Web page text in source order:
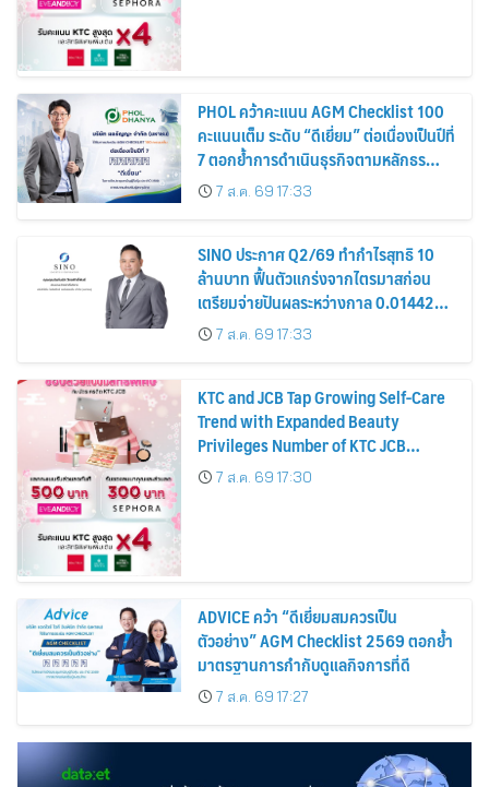
PHOL คว้าคะแนน AGM Checklist 100
คะแนนเต็ม ระดับ “ดีเยี่ยม” ต่อเนื่องเป็นปีที่
7 ตอกย้ำการดำเนินธุรกิจตามหลักธร
รมาภิบาล โปร่งใส สร้างความเชื่อมั่นผู้ถือ
หุ้น
7 ส.ค. 69 17:33
SINO ประกาศ Q2/69 ทำกำไรสุทธิ 10
ล้านบาท ฟื้นตัวแกร่งจากไตรมาสก่อน
เตรียมจ่ายปันผลระหว่างกาล 0.014423
บาทต่อหุ้น ครึ่งปีหลังมุ่งเติบโตต่อเนื่อง
7 ส.ค. 69 17:33
KTC and JCB Tap Growing Self-Care
Trend with Expanded Beauty
Privileges Number of KTC JCB
Cardmembers Spending on
Cosmetics Rises 26%
7 ส.ค. 69 17:30
ADVICE คว้า “ดีเยี่ยมสมควรเป็น
ตัวอย่าง” AGM Checklist 2569 ตอกย้ำ
มาตรฐานการกำกับดูแลกิจการที่ดี
7 ส.ค. 69 17:27